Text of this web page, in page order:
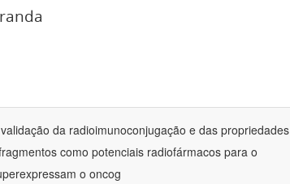
da radioimunoconjugação e das propriedades
como potenciais radiofármacos para o
o oncog